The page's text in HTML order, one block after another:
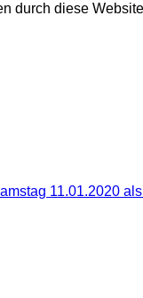
durch diese
11.01.2020